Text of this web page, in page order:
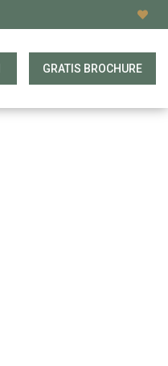
GRATIS BROCHURE